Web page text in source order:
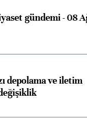
gündemi - 08
depolama ve iletim